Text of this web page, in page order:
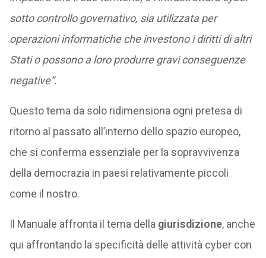
sotto controllo governativo, sia utilizzata per
operazioni informatiche che investono i diritti di altri
Stati o possono a loro produrre gravi conseguenze
negative”.
Questo tema da solo ridimensiona ogni pretesa di
ritorno al passato all’interno dello spazio europeo,
che si conferma essenziale per la sopravvivenza
della democrazia in paesi relativamente piccoli
come il nostro.
Il Manuale affronta il tema della giurisdizione, anche
qui affrontando la specificità delle attività cyber con